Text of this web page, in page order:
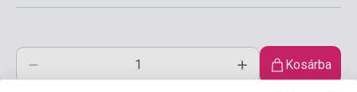
Kosárba